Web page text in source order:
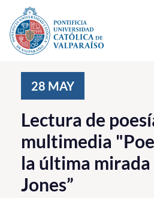
Click acá para ir directamente al
Investigación, Creación e
PUCV Internacional
Vinculación con el Medio
Admisión
28 MAY
Lectura de
multimedia
la última
Jones”